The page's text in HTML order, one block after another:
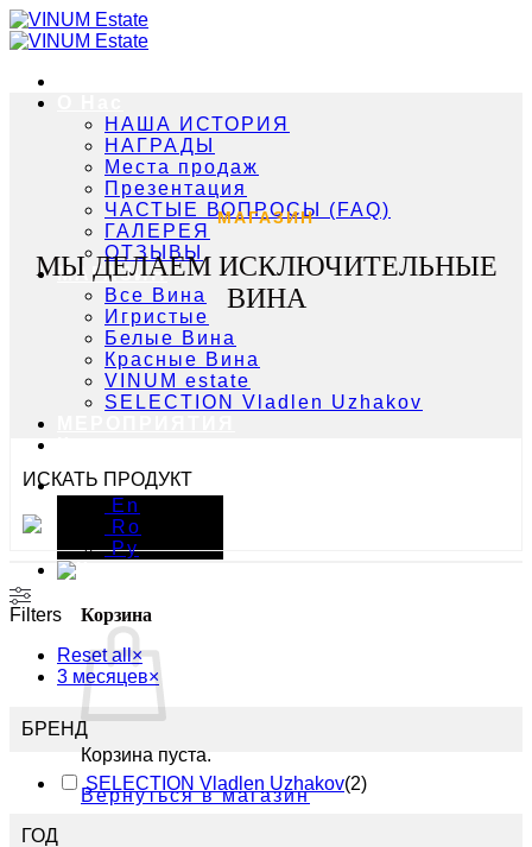
Skip
to
НАША ИСТОРИЯ
НАГРАДЫ
Места продаж
Презентация
ЧАСТЫЕ ВОПРОСЫ (FAQ)
ГАЛЕРЕЯ
ОТЗЫВЫ
МАГАЗИН
Все Вина
Игристые
Белые Вина
Красные Вина
VINUM estate
SELECTION Vladlen Uzhakov
Ру
En
Ro
Ру
Корзина
Корзина пуста.
Вернуться в магазин
МАГАЗИН
МЫ ДЕЛАЕМ ИСКЛЮЧИТЕЛЬНЫЕ
ВИНА
ИСКАТЬ ПРОДУКТ
Filters
Reset all×
3 месяцев×
БРЕНД
SELECTION Vladlen Uzhakov(2)
ГОД